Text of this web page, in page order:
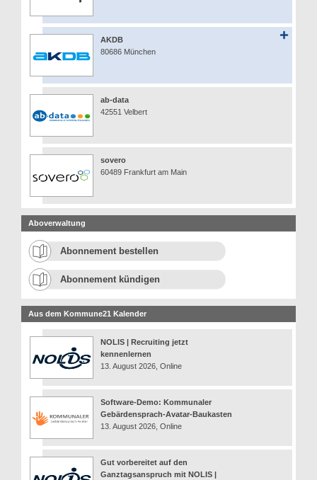
AKDB
80686 München
ab-data
42551 Velbert
sovero
60489 Frankfurt am Main
Aboverwaltung
Abonnement bestellen
Abonnement kündigen
Aus dem Kommune21 Kalender
NOLIS | Recruiting jetzt
kennenlernen
13. August 2026, Online
Software-Demo: Kommunaler
Gebärdensprach-Avatar-Baukasten
13. August 2026, Online
Gut vorbereitet auf den
Ganztagsanspruch mit NOLIS |